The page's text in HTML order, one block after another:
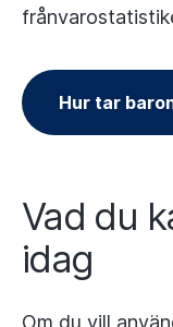
Hur tar
Vad du
idag
Om du vill